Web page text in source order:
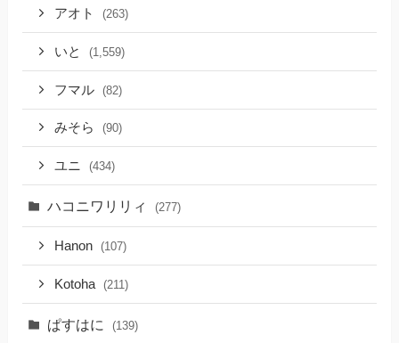
アオト (263)
いと (1,559)
フマル (82)
みそら (90)
ユニ (434)
ハコニワリリィ (277)
Hanon (107)
Kotoha (211)
ぱすはに (139)